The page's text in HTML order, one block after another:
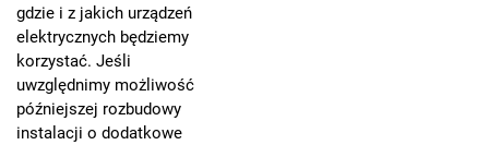
gdzie i z jakich urządzeń
elektrycznych będziemy
korzystać. Jeśli
uwzględnimy możliwość
późniejszej rozbudowy
instalacji o dodatkowe